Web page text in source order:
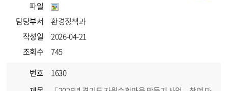
파일
담당부서
환경정책과
작성일
2026-04-21
조회수
745
번호
1630